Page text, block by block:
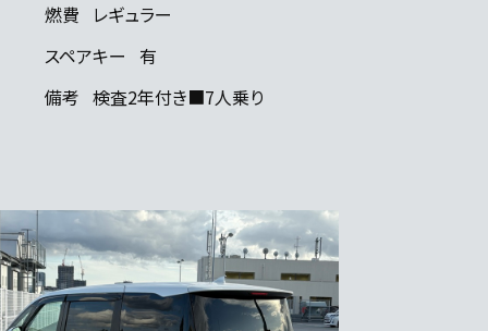
燃費
レギュラー
スペアキー
有
備考 検査2年付き■7人乗り